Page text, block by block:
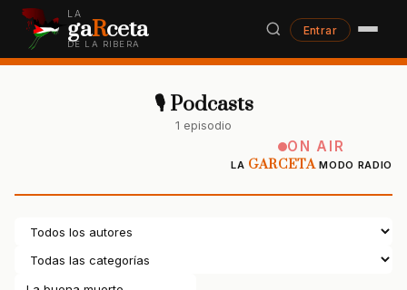
LA
gaRceta
DE LA RIBERA
Entrar
🎙 Podcasts
1 episodio
ON AIR
LA GARCETAMODO RADIO